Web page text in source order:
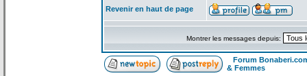
Revenir en haut de page
Montrer les messages depuis:
Forum
& Femmes